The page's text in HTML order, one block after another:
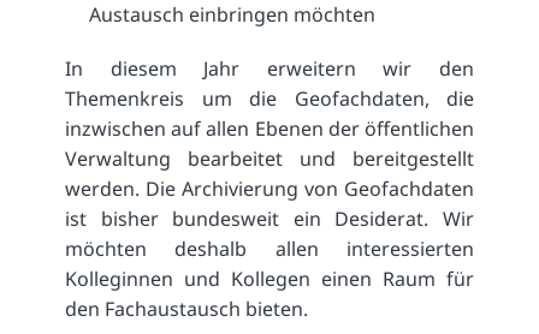
Austausch einbringen möchten
In diesem Jahr erweitern wir den
Themenkreis um die Geofachdaten, die
inzwischen auf allen Ebenen der öffentlichen
Verwaltung bearbeitet und bereitgestellt
werden. Die Archivierung von Geofachdaten
ist bisher bundesweit ein Desiderat. Wir
möchten deshalb allen interessierten
Kolleginnen und Kollegen einen Raum für
den Fachaustausch bieten.